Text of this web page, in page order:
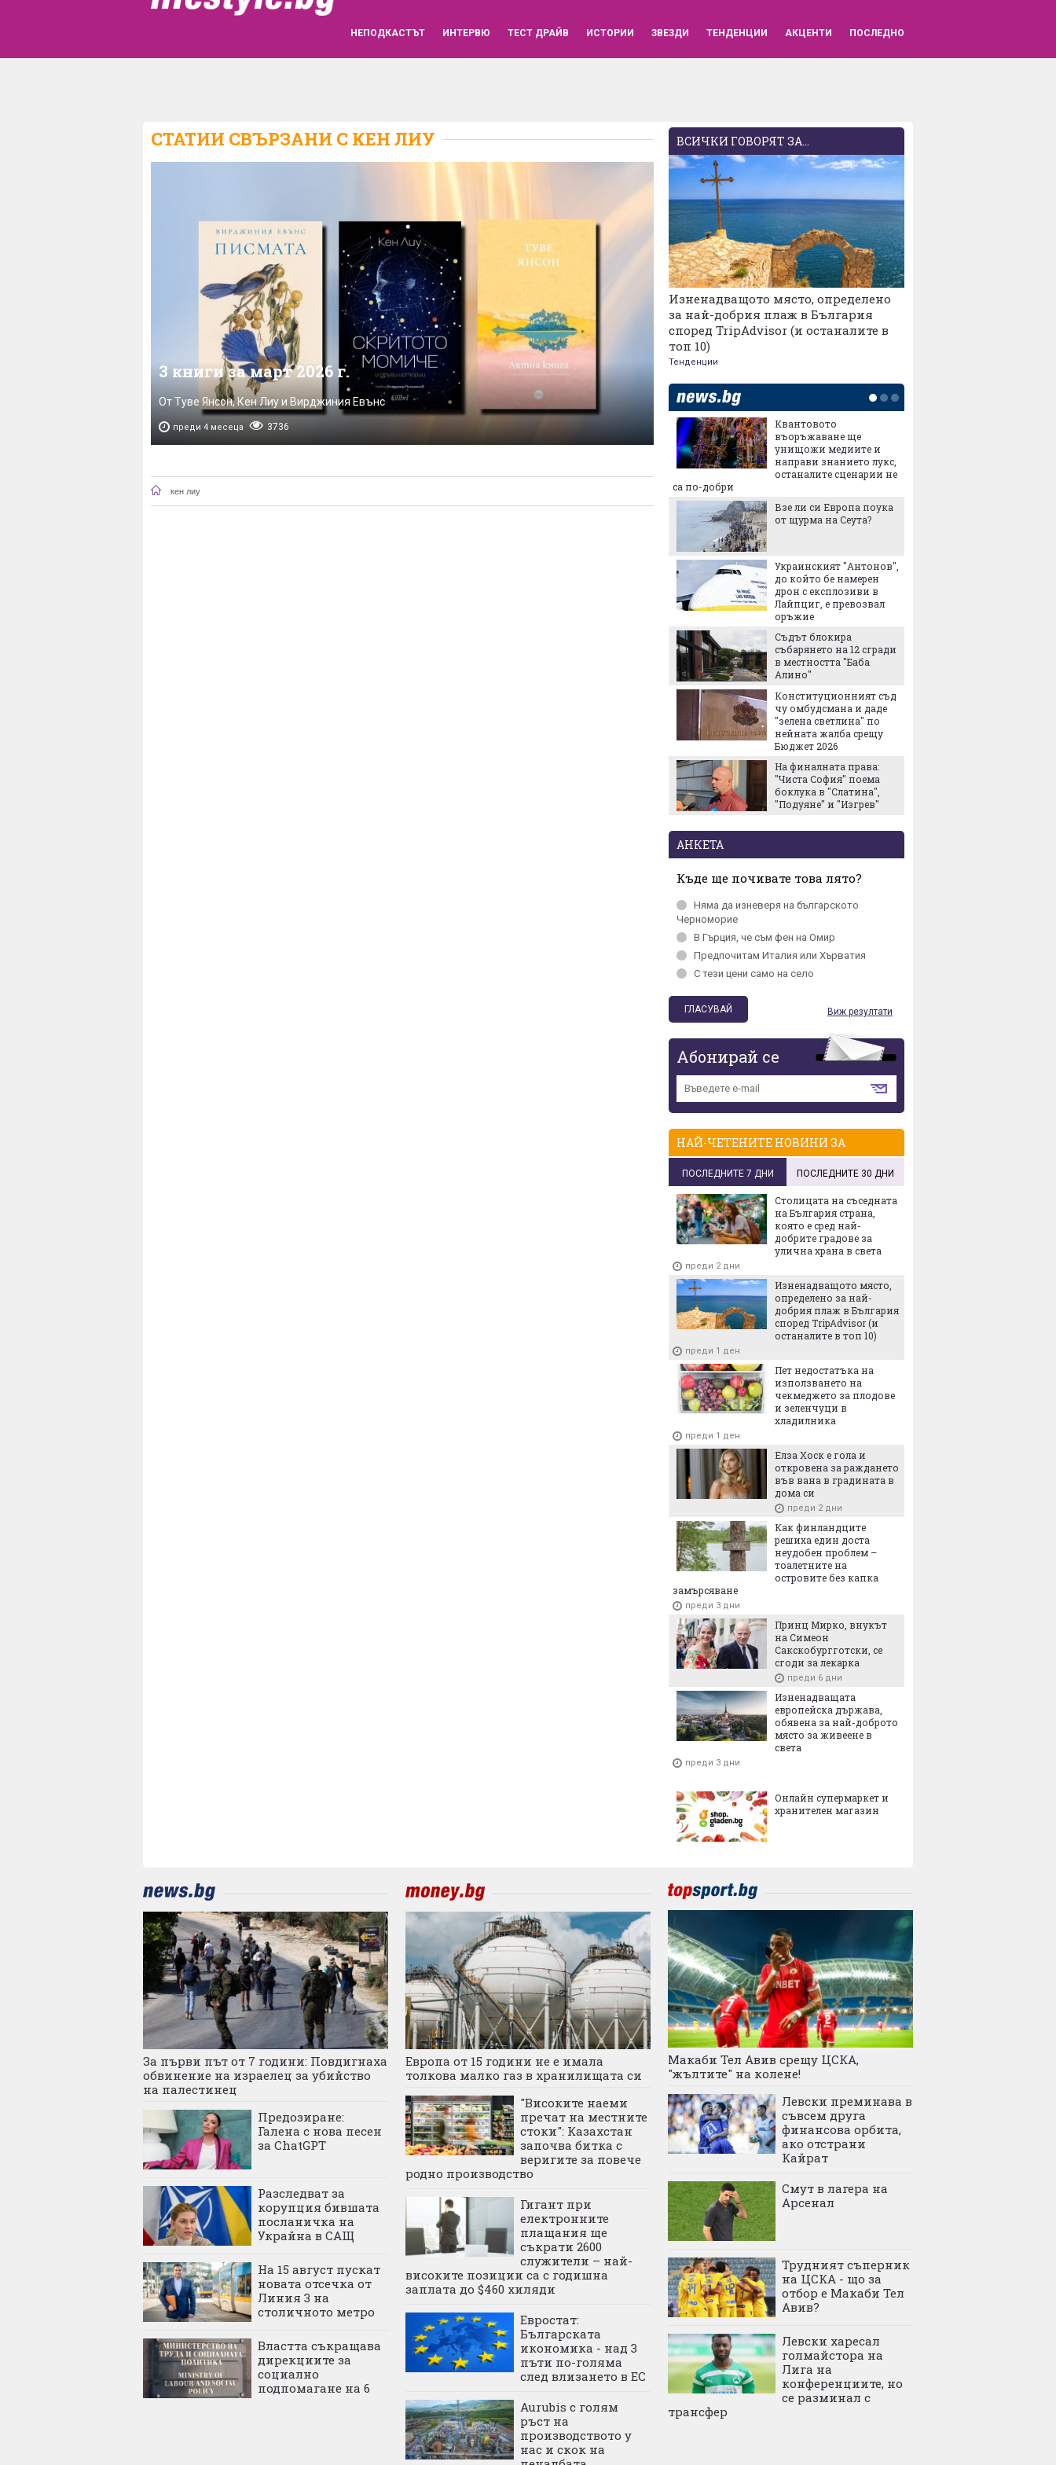
НЕПОДКАСТЪТ ИНТЕРВЮ ТЕСТ ДРАЙВ ИСТОРИИ ЗВЕЗДИ ТЕНДЕНЦИИ АКЦЕНТИ ПОСЛЕДНО
СТАТИИ СВЪРЗАНИ С КЕН ЛИУ
3 книги за март 2026 г.
От Туве Янсон, Кен Лиу и Вирджиния Евънс
преди 4 месеца 3736
кен лиу
ВСИЧКИ ГОВОРЯТ ЗА...
Изненадващото място, определено
за най-добрия плаж в България
според TripAdvisor (и останалите в
топ 10)
Тенденции
колене!
орбита, ако отстрани
Квантовото
въоръжаване ще
унищожи медиите и
направи знанието лукс,
останалите сценарии не
са по-добри
Взе ли си Европа поука
от щурма на Сеута?
Украинският "Антонов",
до който бе намерен
дрон с експлозиви в
Лайпциг, е превозвал
оръжие
Съдът блокира
събарянето на 12 сгради
в местността "Баба
Алино"
Конституционният съд
чу омбудсмана и даде
"зелена светлина" по
нейната жалба срещу
Бюджет 2026
На финалната права:
"Чиста София" поема
боклука в "Слатина",
"Подуяне" и "Изгрев"
АНКЕТА
Къде ще почивате това лято?
Няма да изневеря на българското
Черномориe
В Гърция, че съм фен на Омир
Предпочитам Италия или Хърватия
С тези цени само на село
Виж резултати
Абонирай се
НАЙ-ЧЕТЕНИТЕ НОВИНИ ЗА
ПОСЛЕДНИТЕ 7 ДНИ ПОСЛЕДНИТЕ 30 ДНИ
Столицата на съседната
на България страна,
която е сред най-
добрите градове за
улична храна в света
преди 2 дни
Изненадващото място,
определено за най-
добрия плаж в България
според TripAdvisor (и
останалите в топ 10)
преди 1 ден
Пет недостатъка на
използването на
чекмеджето за плодове
и зеленчуци в
хладилника
преди 1 ден
Елза Хоск е гола и
откровена за раждането
във вана в градината в
дома си
преди 2 дни
Как финландците
решиха един доста
неудобен проблем –
тоалетните на
островите без капка
замърсяване
преди 3 дни
Принц Мирко, внукът
на Симеон
Сакскобургготски, се
сгоди за лекарка
преди 6 дни
Изненадващата
европейска държава,
обявена за най-доброто
място за живеене в
света
преди 3 дни
Онлайн супермаркет и
хранителен магазин
За първи път от 7 години: Повдигнаха
обвинение на израелец за убийство
на палестинец
Предозиране:
Галена с нова песен
за ChatGPT
Разследват за
корупция бившата
посланичка на
Украйна в САЩ
На 15 август пускат
новата отсечка от
Линия 3 на
столичното метро
Властта съкращава
дирекциите за
социално
подпомагане на 6
Европа от 15 години не е имала
толкова малко газ в хранилищата си
"Високите наеми
пречат на местните
стоки": Казахстан
започва битка с
веригите за повече
родно производство
Гигант при
електронните
плащания ще
съкрати 2600
служители – най-
високите позиции са с годишна
заплата до $460 хиляди
Евростат:
Българската
икономика - над 3
пъти по-голяма
след влизането в ЕС
Aurubis с голям
ръст на
производството у
нас и скок на
Макаби Тел Авив срещу ЦСКА,
"жълтите" на колене!
Левски преминава в
съвсем друга
финансова орбита,
ако отстрани
Кайрат
Смут в лагера на
Арсенал
Трудният съперник
на ЦСКА - що за
отбор е Макаби Тел
Авив?
Левски харесал
голмайстора на
Лига на
конференциите, но
се разминал с
трансфер